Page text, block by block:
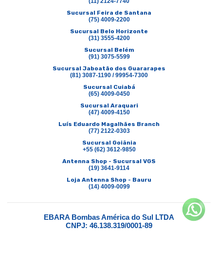
Sucursal Feira de Santana
(75) 4009-2200
Sucursal Belo Horizonte
(31) 3555-4200
Sucursal Belém
(91) 3075-5599
Sucursal Jaboatão dos Guararapes
(81) 3087-1190 / 99954-7300
Sucursal Cuiabá
(65) 4009-0450
Sucursal Araquari
(47) 4009-4150
Luís Eduardo Magalhães Branch
(77) 2122-0303
Sucursal Goiânia
+55 (62) 3612-9850
Antenna Shop - Sucursal VGS
(19) 3641-9114
Loja Antenna Shop - Bauru
(14) 4009-0099
EBARA Bombas América do Sul LTDA
CNPJ: 46.138.319/0001-89